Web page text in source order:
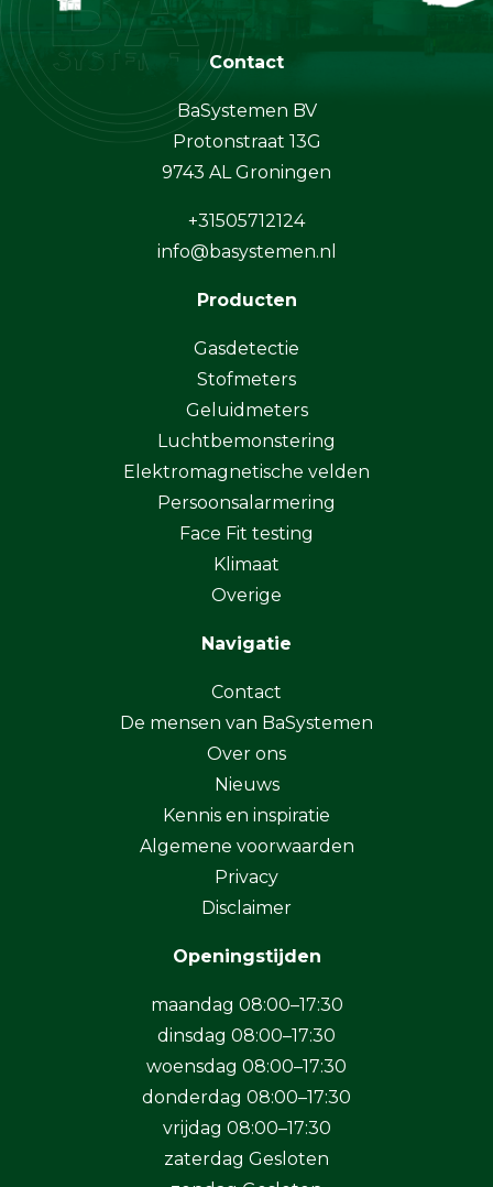
Contact
BaSystemen BV
Protonstraat 13G
9743 AL Groningen
+31505712124
info@basystemen.nl
Producten
Gasdetectie
Stofmeters
Geluidmeters
Luchtbemonstering
Elektromagnetische velden
Persoonsalarmering
Face Fit testing
Klimaat
Overige
Navigatie
Contact
De mensen van BaSystemen
Over ons
Nieuws
Kennis en inspiratie
Algemene voorwaarden
Privacy
Disclaimer
Openingstijden
maandag 08:00–17:30
dinsdag 08:00–17:30
woensdag 08:00–17:30
donderdag 08:00–17:30
vrijdag 08:00–17:30
zaterdag Gesloten